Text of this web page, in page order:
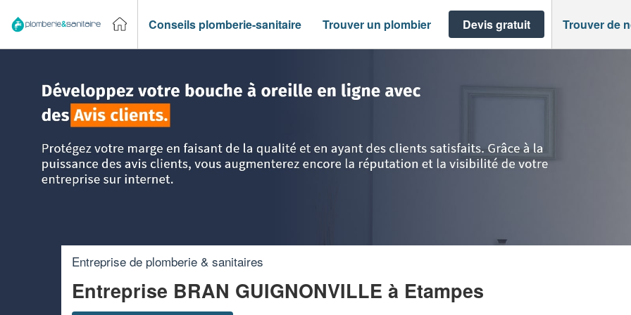
Conseils plomberie-sanitaire Trouver un plombier Devis gratuit Trouver de
Entreprise de plomberie & sanitaires
Entreprise BRAN GUIGNONVILLE à Etampes